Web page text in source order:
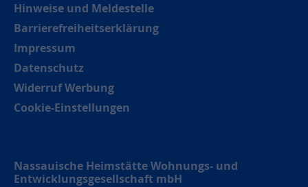
Hinweise und Meldestelle
Barrierefreiheitserklärung
Impressum
Datenschutz
Widerruf Werbung
Cookie-Einstellungen
Nassauische Heimstätte Wohnungs- und
Entwicklungsgesellschaft mbH